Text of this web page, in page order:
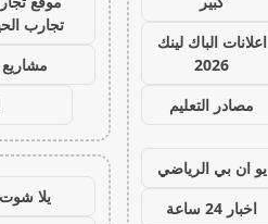
اعلانات الباك لينك
2026
مصادر التعليم
يو ان بي الرياضي
اخبار 24 ساعة
تجارب
مشاريع
يلا شوت